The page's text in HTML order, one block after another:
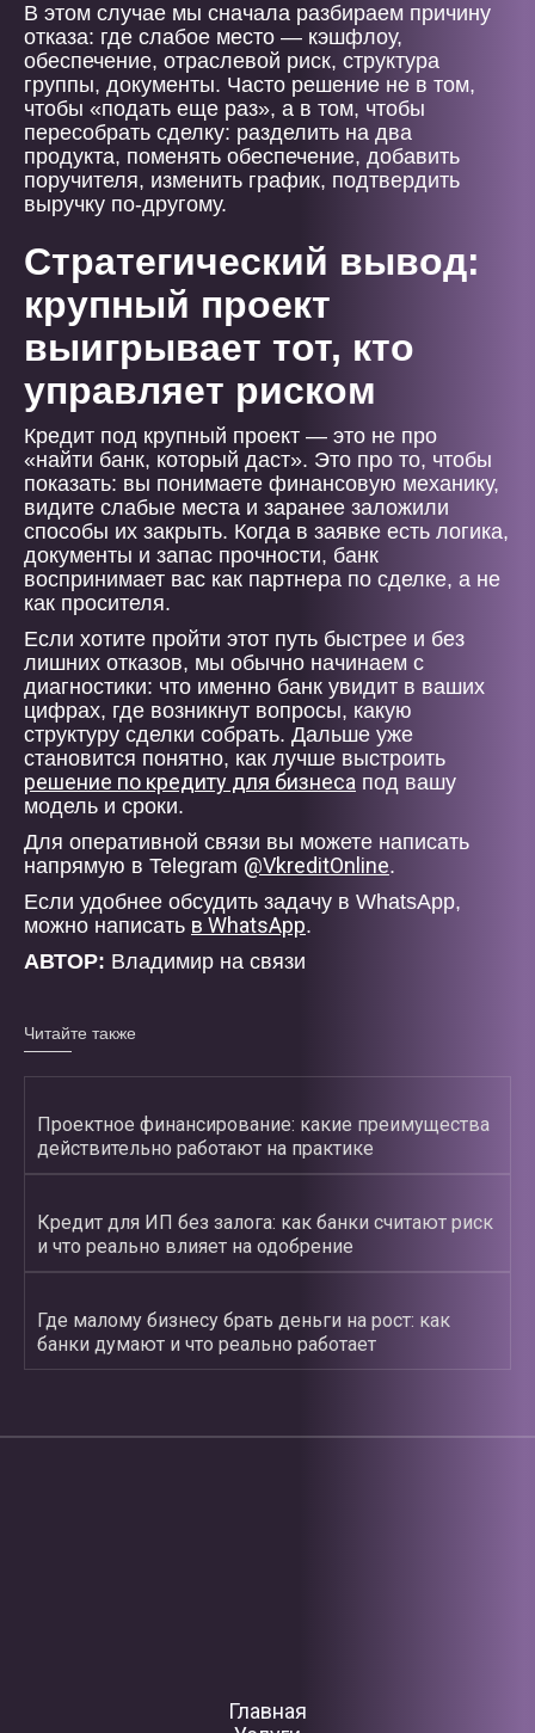
В этом случае мы сначала разбираем причину
отказа: где слабое место — кэшфлоу,
обеспечение, отраслевой риск, структура
группы, документы. Часто решение не в том,
чтобы «подать еще раз», а в том, чтобы
пересобрать сделку: разделить на два
продукта, поменять обеспечение, добавить
поручителя, изменить график, подтвердить
выручку по-другому.
Стратегический вывод:
крупный проект
выигрывает тот, кто
управляет риском
Кредит под крупный проект — это не про
«найти банк, который даст». Это про то, чтобы
показать: вы понимаете финансовую механику,
видите слабые места и заранее заложили
способы их закрыть. Когда в заявке есть логика,
документы и запас прочности, банк
воспринимает вас как партнера по сделке, а не
как просителя.
Если хотите пройти этот путь быстрее и без
лишних отказов, мы обычно начинаем с
диагностики: что именно банк увидит в ваших
цифрах, где возникнут вопросы, какую
структуру сделки собрать. Дальше уже
становится понятно, как лучше выстроить
решение по кредиту для бизнеса под вашу
модель и сроки.
Для оперативной связи вы можете написать
напрямую в Telegram @VkreditOnline.
Если удобнее обсудить задачу в WhatsApp,
можно написать в WhatsApp.
АВТОР: Владимир на связи
Читайте также
Проектное финансирование: какие преимущества
действительно работают на практике
Кредит для ИП без залога: как банки считают риск
и что реально влияет на одобрение
Где малому бизнесу брать деньги на рост: как
банки думают и что реально работает
Главная